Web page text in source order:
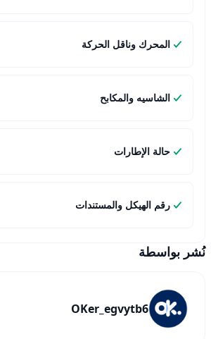
المحرك وناقل الحركة
الشاسيه والمكابح
حالة الإطارات
رقم الهيكل والمستندات
نُشر بواسطة
OKer_egvytb6